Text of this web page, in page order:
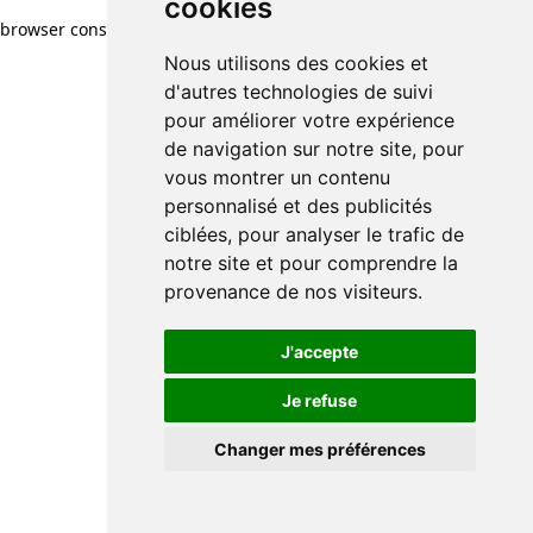
cookies
Nous utilisons des cookies et
d'autres technologies de suivi
pour améliorer votre expérience
de navigation sur notre site, pour
vous montrer un contenu
personnalisé et des publicités
ciblées, pour analyser le trafic de
notre site et pour comprendre la
provenance de nos visiteurs.
J'accepte
Je refuse
Changer mes préférences
browser console for more information)